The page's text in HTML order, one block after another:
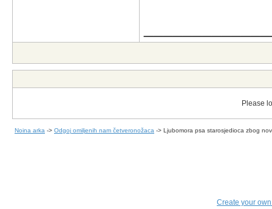
Please
Noina arka -> Odgoj omiljenih nam četveronožaca -> Ljubomora psa starosjedioca zbog
Create your